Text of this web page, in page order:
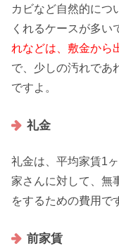
カビなど自然的につ
くれるケースが多い
れなどは、敷金から
で、少しの汚れであ
ですよ。
礼金
礼金は、平均家賃1
家さんに対して、無
をするための費用で
前家賃